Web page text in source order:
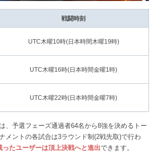
戦闘時刻
UTC木曜10時(日本時間木曜19時)
UTC木曜16時(日本時間金曜1時)
UTC木曜22時(日本時間金曜7時)
、予選フェーズ通過者64名から8強を決めるトー
メントの各試合は3ラウンド制(2戦先取)で行わ
ったユーザーは頂上決戦へと進出できます。